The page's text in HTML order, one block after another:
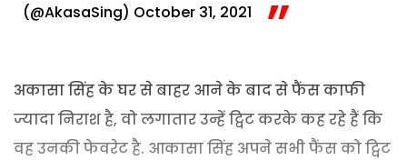
(@AkasaSing) October 31, 2021
अकासा सिंह के घर से बाहर आने के बाद से फैंस काफी
ज्यादा निराश है, वो लगातार उन्हें ट्विट करके कह रहे हैं कि
वह उनकी फेवरेट है. आकासा सिंह अपने सभी फैंस को ट्विट